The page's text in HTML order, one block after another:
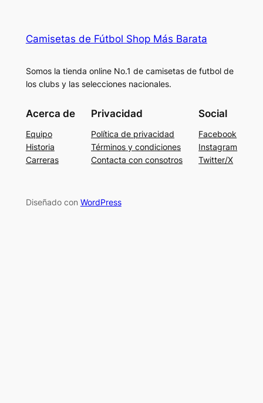
Camisetas de Fútbol Shop Más Barata
Somos la tienda online No.1 de camisetas de futbol de
los clubs y las selecciones nacionales.
Acerca de
Equipo
Historia
Carreras
Privacidad
Política de privacidad
Términos y condiciones
Contacta con consotros
Social
Facebook
Instagram
Twitter/X
Diseñado con WordPress